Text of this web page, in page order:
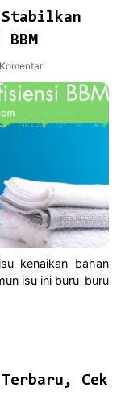
Stabilkan
kenaikan bahan
isu ini buru-buru
Cek